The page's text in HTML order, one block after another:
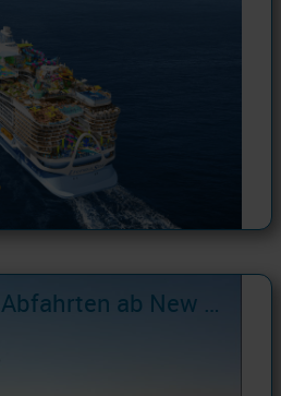
Royal Caribbean Abfahrten ab New York